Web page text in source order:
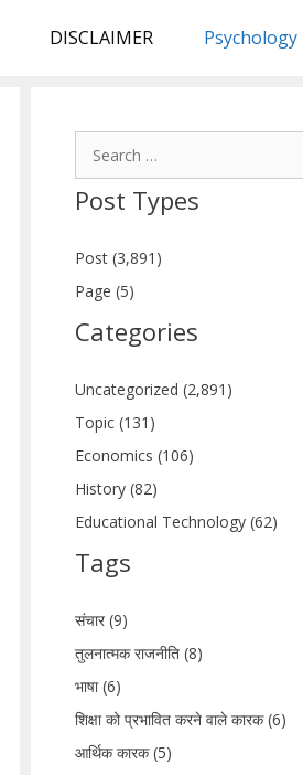
DISCLAIMER Psychology
Post Types
Post (3,891)
Page (5)
Categories
Uncategorized (2,891)
Topic (131)
Economics (106)
History (82)
Educational Technology (62)
Tags
संचार (9)
तुलनात्मक राजनीति (8)
भाषा (6)
शिक्षा को प्रभावित करने वाले कारक (6)
आर्थिक कारक (5)